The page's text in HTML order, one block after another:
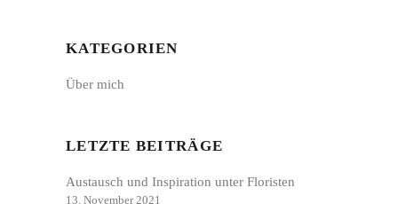
KATEGORIEN
Über mich
LETZTE BEITRÄGE
Austausch und Inspiration unter Floristen
13. November 2021